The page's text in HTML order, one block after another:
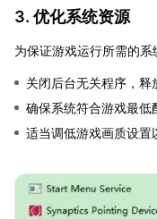
3. 优化系统资源
为保证游戏运行所需的系
关闭后台无关程序，释
确保系统符合游戏最低
适当调低游戏画质设置